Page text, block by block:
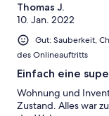
Thomas J.
10. Jan. 2022
Gut: Sauberkeit,
des Onlineauftritts
Einfach eine
Wohnung und
Zustand. Alles war